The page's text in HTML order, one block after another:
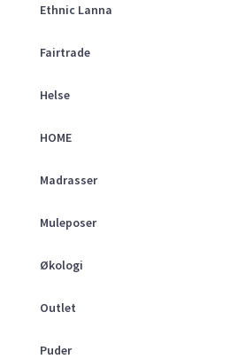
Ethnic Lanna
Fairtrade
Helse
HOME
Madrasser
Muleposer
Økologi
Outlet
Puder